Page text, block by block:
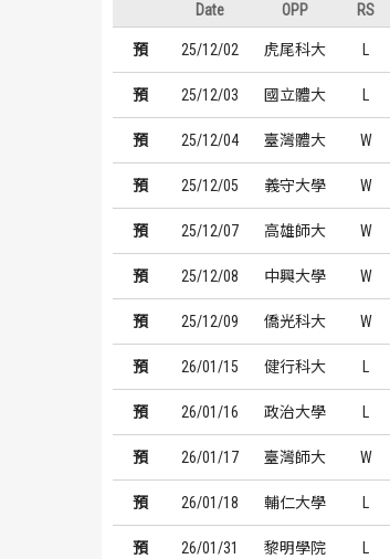
Date
OPP RS
預 25/12/02 虎尾科大 L
預 25/12/03 國立體大 L
預 25/12/04 臺灣體大 W
預 25/12/05 義守大學 W
預 25/12/07 高雄師大 W
預 25/12/08 中興大學 W
預 25/12/09 僑光科大 W
預 26/01/15 健行科大 L
預 26/01/16 政治大學 L
預 26/01/17 臺灣師大 W
預 26/01/18 輔仁大學 L
預 26/01/31 黎明學院 L